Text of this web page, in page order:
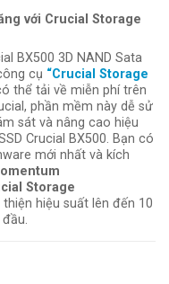
với Crucial Storage
BX500 3D NAND Sata
cụ “Crucial Storage
thể tải về miễn phí trên
phần mềm này dễ sử
sát và nâng cao hiệu
Crucial BX500. Bạn có
mới nhất và kích
Storage
hiệu suất lên đến 10